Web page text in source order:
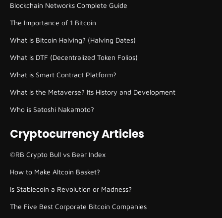
Blockchain Networks Complete Guide
The Importance of 1 Bitcoin
What is Bitcoin Halving? (Halving Dates)
What is DTF (Decentralized Token Folios)
What is Smart Contract Platform?
What is the Metaverse? Its History and Development
Who is Satoshi Nakamoto?
Cryptocurrency Articles
©RB Crypto Bull vs Bear Index
How to Make Altcoin Basket?
Is Stablecoin a Revolution or Madness?
The Five Best Corporate Bitcoin Companies